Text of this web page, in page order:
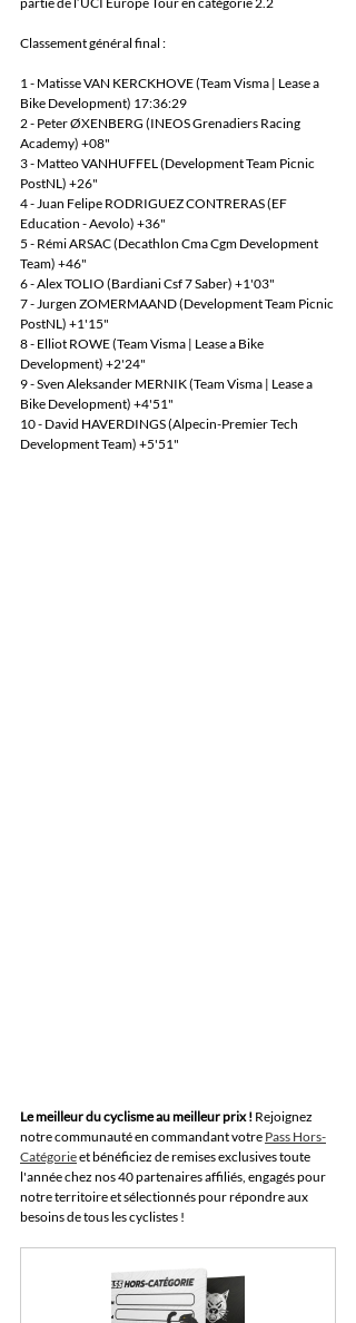
Classement général final :
1 - Matisse VAN KERCKHOVE (Team Visma | Lease a
Bike Development) 17:36:29
2 - Peter ØXENBERG (INEOS Grenadiers Racing
Academy) +08"
3 - Matteo VANHUFFEL (Development Team Picnic
PostNL) +26"
4 - Juan Felipe RODRIGUEZ CONTRERAS (EF
Education - Aevolo) +36"
5 - Rémi ARSAC (Decathlon Cma Cgm Development
Team) +46"
6 - Alex TOLIO (Bardiani Csf 7 Saber) +1'03"
7 - Jurgen ZOMERMAAND (Development Team Picnic
PostNL) +1'15"
8 - Elliot ROWE (Team Visma | Lease a Bike
Development) +2'24"
9 - Sven Aleksander MERNIK (Team Visma | Lease a
Bike Development) +4'51"
10 - David HAVERDINGS (Alpecin-Premier Tech
Development Team) +5'51"
Le meilleur du cyclisme au meilleur prix ! Rejoignez
notre communauté en commandant votre Pass Hors-
Catégorie et bénéficiez de remises exclusives toute
l'année chez nos 40 partenaires affiliés, engagés pour
notre territoire et sélectionnés pour répondre aux
besoins de tous les cyclistes !